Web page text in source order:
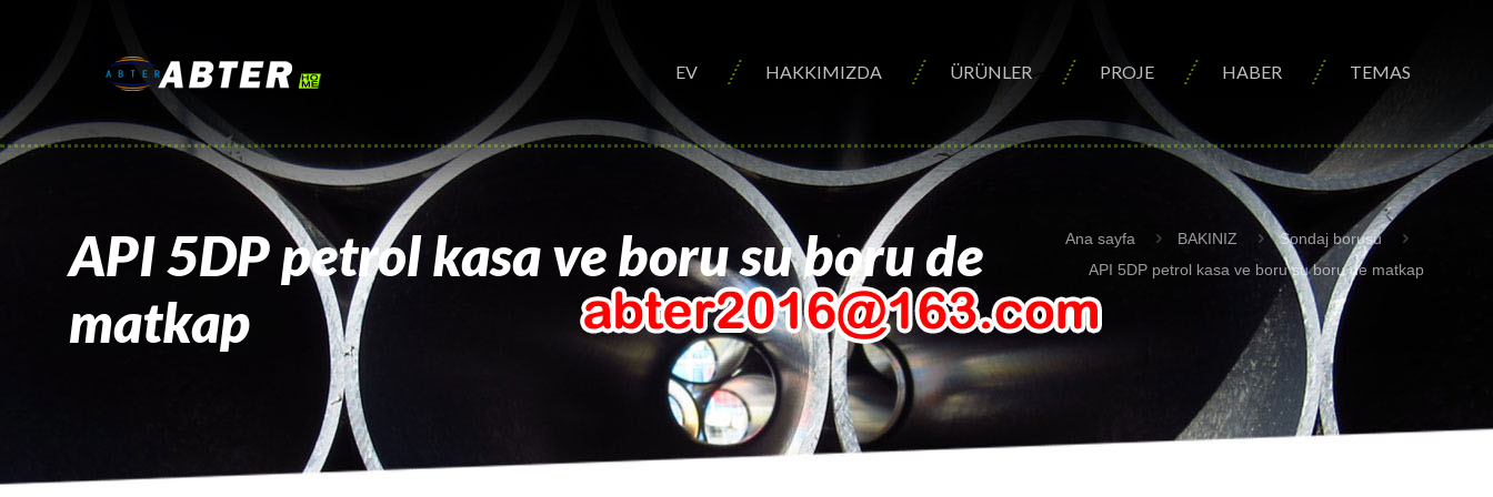
EV HAKKIMIZDA ÜRÜNLER PROJE HABER TEMAS
API 5DP petrol kasa ve boru su boru de
matkap
Ana sayfa BAKINIZ
Sondaj borusu
API 5DP petrol kasa ve boru su boru de matkap